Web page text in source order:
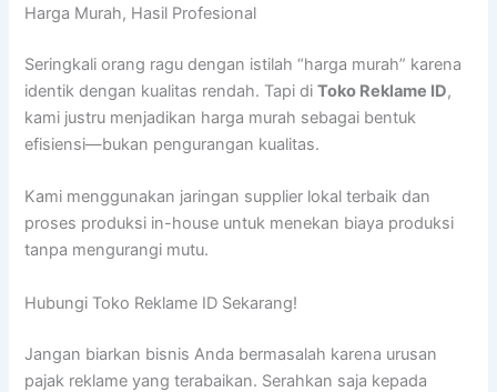
Harga Murah, Hasil Profesional
Seringkali orang ragu dengan istilah “harga murah” karena
identik dengan kualitas rendah. Tapi diToko Reklame ID,
kami justru menjadikan harga murah sebagai bentuk
efisiensi—bukan pengurangan kualitas.
Kami menggunakan jaringan supplier lokal terbaik dan
proses produksi in-house untuk menekan biaya produksi
tanpa mengurangi mutu.
Hubungi Toko Reklame ID Sekarang!
Jangan biarkan bisnis Anda bermasalah karena urusan
pajak reklame yang terabaikan. Serahkan saja kepada